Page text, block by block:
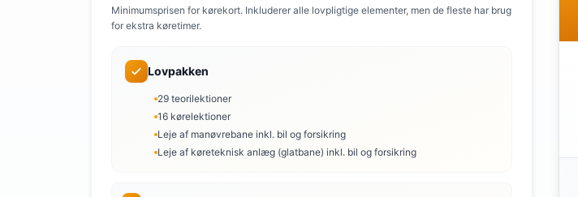
Minimumsprisen for kørekort. Inkluderer alle lovpligtige elementer, men de fleste har brug
for ekstra køretimer.
Lovpakken
29 teorilektioner
16 kørelektioner
Leje af manøvrebane inkl. bil og forsikring
Leje af køreteknisk anlæg (glatbane) inkl. bil og forsikring